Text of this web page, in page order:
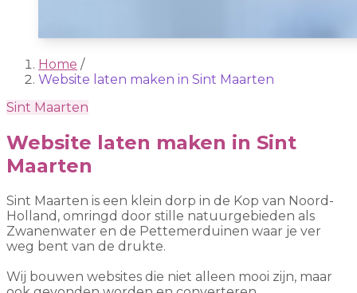
Home /
Website laten maken in Sint Maarten
Sint Maarten
Website laten maken in Sint
Maarten
Sint Maarten is een klein dorp in de Kop van Noord-
Holland, omringd door stille natuurgebieden als
Zwanenwater en de Pettemerduinen waar je ver
weg bent van de drukte.
Wij bouwen websites die niet alleen mooi zijn, maar